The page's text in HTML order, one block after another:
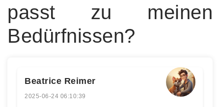
passt zu meinen
Bedürfnissen?
Beatrice Reimer
2025-06-24 06:10:39